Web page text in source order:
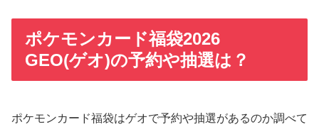
ポケモンカード福袋2026
GEO(ゲオ)の予約や抽選は？
ポケモンカード福袋はゲオで予約や抽選があるのか調べて